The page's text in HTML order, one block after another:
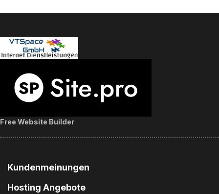
Free Website Builder
Kundenmeinungen
Hosting Angebote